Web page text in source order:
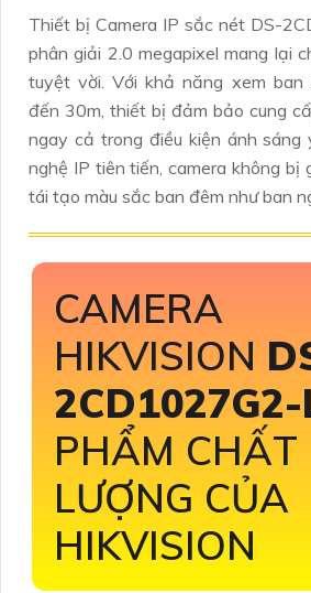
Thiết bị Camera IP sắc nét DS-
phân giải 2.0 megapixel mang lại
tuyệt vời. Với khả năng xem ban
đến 30m, thiết bị đảm bảo cung
ngay cả trong điều kiện ánh sáng
nghệ IP tiên tiến, camera không bị
tái tạo màu sắc ban đêm như ban
CAMERA
HIKVISION
2CD1027G2-
PHẨM CHẤT
LƯỢNG CỦA
HIKVISION